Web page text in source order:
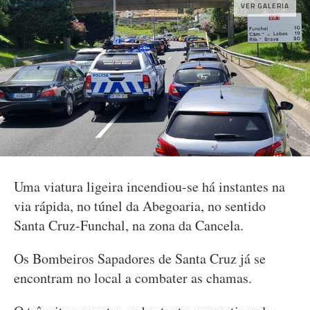
VER GALERIA
Uma viatura ligeira incendiou-se há instantes na
via rápida, no túnel da Abegoaria, no sentido
Santa Cruz-Funchal, na zona da Cancela.
Os Bombeiros Sapadores de Santa Cruz já se
encontram no local a combater as chamas.